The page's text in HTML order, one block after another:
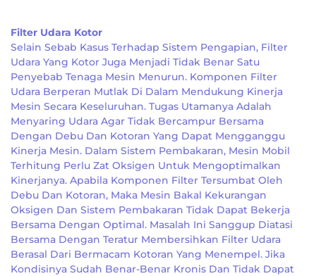
Filter Udara Kotor
Selain Sebab Kasus Terhadap Sistem Pengapian, Filter
Udara Yang Kotor Juga Menjadi Tidak Benar Satu
Penyebab Tenaga Mesin Menurun. Komponen Filter
Udara Berperan Mutlak Di Dalam Mendukung Kinerja
Mesin Secara Keseluruhan. Tugas Utamanya Adalah
Menyaring Udara Agar Tidak Bercampur Bersama
Dengan Debu Dan Kotoran Yang Dapat Mengganggu
Kinerja Mesin. Dalam Sistem Pembakaran, Mesin Mobil
Terhitung Perlu Zat Oksigen Untuk Mengoptimalkan
Kinerjanya. Apabila Komponen Filter Tersumbat Oleh
Debu Dan Kotoran, Maka Mesin Bakal Kekurangan
Oksigen Dan Sistem Pembakaran Tidak Dapat Bekerja
Bersama Dengan Optimal. Masalah Ini Sanggup Diatasi
Bersama Dengan Teratur Membersihkan Filter Udara
Berasal Dari Bermacam Kotoran Yang Menempel. Jika
Kondisinya Sudah Benar-Benar Kronis Dan Tidak Dapat